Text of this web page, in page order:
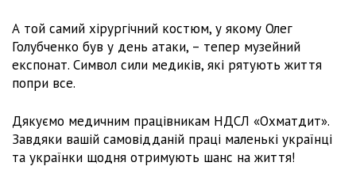
А той самий хірургічний костюм, у якому Олег
Голубченко був у день атаки, – тепер музейний
експонат. Символ сили медиків, які рятують життя
попри все.
Дякуємо медичним працівникам НДСЛ «Охматдит».
Завдяки вашій самовідданій праці маленькі українці
та українки щодня отримують шанс на життя!